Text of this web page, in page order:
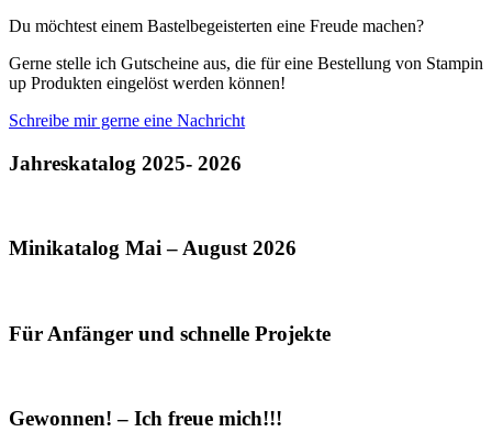
Du möchtest einem Bastelbegeisterten eine Freude machen?
Gerne stelle ich Gutscheine aus, die für eine Bestellung von Stampin
up Produkten eingelöst werden können!
Schreibe mir gerne eine Nachricht
Jahreskatalog 2025- 2026
Minikatalog Mai – August 2026
Für Anfänger und schnelle Projekte
Gewonnen! – Ich freue mich!!!